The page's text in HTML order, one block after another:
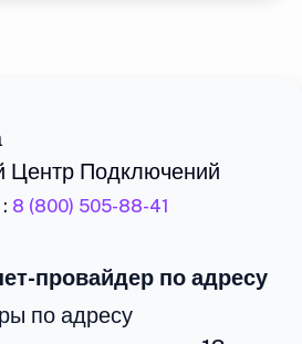
Центр Подключений
8 (800) 505-88-41
провайдер по адресу
по адресу